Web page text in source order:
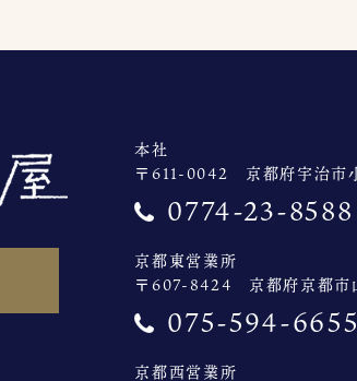
本社
〒611-0042 京都府宇治市
0774-23-8588
京都東営業所
〒607-8424 京都府京都市
075-594-6655
京都西営業所